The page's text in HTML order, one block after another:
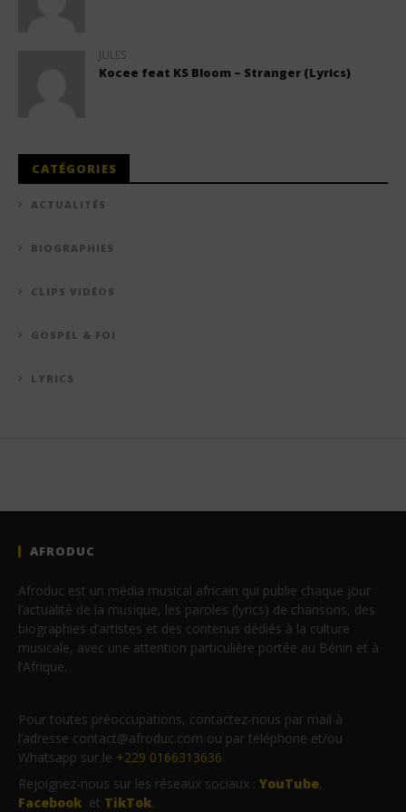
JULES
Kocee feat KS Bloom – Stranger (Lyrics)
CATÉGORIES
ACTUALITÉS
BIOGRAPHIES
CLIPS VIDÉOS
GOSPEL & FOI
LYRICS
AFRODUC
Afroduc est un média musical africain qui publie chaque jour
l’actualité de la musique, les paroles (lyrics) de chansons, des
biographies d’artistes et des contenus dédiés à la culture
musicale, avec une attention particulière portée au Bénin et à
l’Afrique.
Pour toutes préoccupations, contactez-nous par mail à
l’adresse contact@afroduc.com ou par téléphone et/ou
Whatsapp sur le +229 0166313636.
Rejoignez-nous sur les réseaux sociaux : YouTube,
Facebook et TikTok.